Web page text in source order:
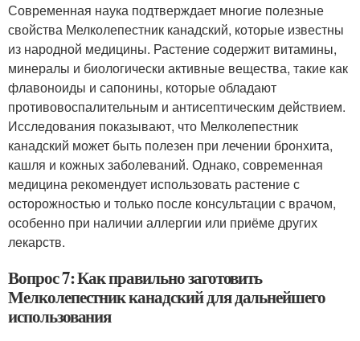
Современная наука подтверждает многие полезные
свойства Мелколепестник канадский, которые известны
из народной медицины. Растение содержит витамины,
минералы и биологически активные вещества, такие как
флавоноиды и сапонины, которые обладают
противовоспалительным и антисептическим действием.
Исследования показывают, что Мелколепестник
канадский может быть полезен при лечении бронхита,
кашля и кожных заболеваний. Однако, современная
медицина рекомендует использовать растение с
осторожностью и только после консультации с врачом,
особенно при наличии аллергии или приёме других
лекарств.
Вопрос 7: Как правильно заготовить
Мелколепестник канадский для дальнейшего
использования